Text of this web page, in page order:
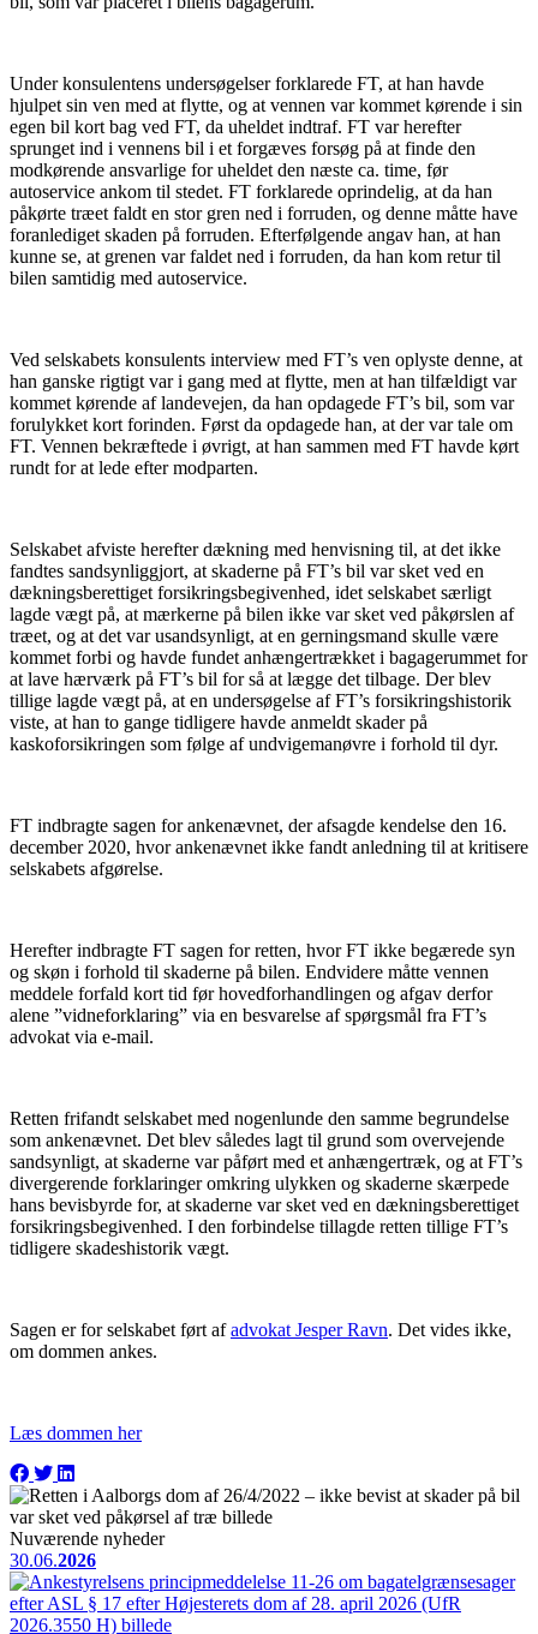
Under konsulentens undersøgelser forklarede FT, at han havde
hjulpet sin ven med at flytte, og at vennen var kommet kørende i sin
egen bil kort bag ved FT, da uheldet indtraf. FT var herefter
sprunget ind i vennens bil i et forgæves forsøg på at finde den
modkørende ansvarlige for uheldet den næste ca. time, før
autoservice ankom til stedet. FT forklarede oprindelig, at da han
påkørte træet faldt en stor gren ned i forruden, og denne måtte have
foranlediget skaden på forruden. Efterfølgende angav han, at han
kunne se, at grenen var faldet ned i forruden, da han kom retur til
bilen samtidig med autoservice.
Ved selskabets konsulents interview med FT’s ven oplyste denne, at
han ganske rigtigt var i gang med at flytte, men at han tilfældigt var
kommet kørende af landevejen, da han opdagede FT’s bil, som var
forulykket kort forinden. Først da opdagede han, at der var tale om
FT. Vennen bekræftede i øvrigt, at han sammen med FT havde kørt
rundt for at lede efter modparten.
Selskabet afviste herefter dækning med henvisning til, at det ikke
fandtes sandsynliggjort, at skaderne på FT’s bil var sket ved en
dækningsberettiget forsikringsbegivenhed, idet selskabet særligt
lagde vægt på, at mærkerne på bilen ikke var sket ved påkørslen af
træet, og at det var usandsynligt, at en gerningsmand skulle være
kommet forbi og havde fundet anhængertrækket i bagagerummet for
at lave hærværk på FT’s bil for så at lægge det tilbage. Der blev
tillige lagde vægt på, at en undersøgelse af FT’s forsikringshistorik
viste, at han to gange tidligere havde anmeldt skader på
kaskoforsikringen som følge af undvigemanøvre i forhold til dyr.
FT indbragte sagen for ankenævnet, der afsagde kendelse den 16.
december 2020, hvor ankenævnet ikke fandt anledning til at kritisere
selskabets afgørelse.
Herefter indbragte FT sagen for retten, hvor FT ikke begærede syn
og skøn i forhold til skaderne på bilen. Endvidere måtte vennen
meddele forfald kort tid før hovedforhandlingen og afgav derfor
alene ”vidneforklaring” via en besvarelse af spørgsmål fra FT’s
advokat via e-mail.
Retten frifandt selskabet med nogenlunde den samme begrundelse
som ankenævnet. Det blev således lagt til grund som overvejende
sandsynligt, at skaderne var påført med et anhængertræk, og at FT’s
divergerende forklaringer omkring ulykken og skaderne skærpede
hans bevisbyrde for, at skaderne var sket ved en dækningsberettiget
forsikringsbegivenhed. I den forbindelse tillagde retten tillige FT’s
tidligere skadeshistorik vægt.
Sagen er for selskabet ført afadvokat Jesper Ravn. Det vides ikke,
om dommen ankes.
Læs dommen her
Nuværende nyheder
30.06.2026